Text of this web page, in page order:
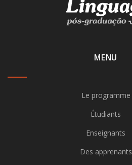
MENU
Le programme
Étudiants
Enseignants
Des apprenants